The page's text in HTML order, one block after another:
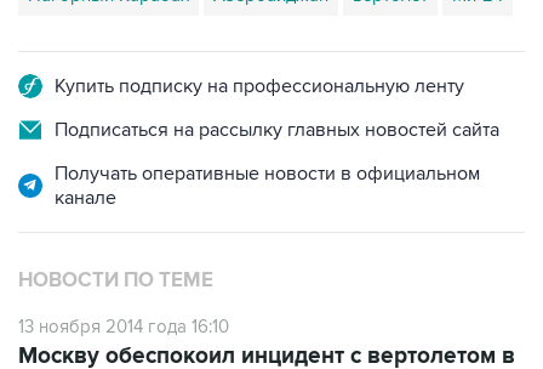
Подписаться на рассылку главных новостей сайта
Получать оперативные новости в официальном
НОВОСТИ ПО ТЕМЕ
13 ноября 2014 года 16:10
зоне карабахского конфликта